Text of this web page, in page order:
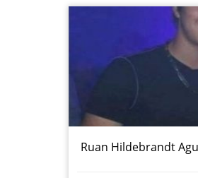
Ruan Hildebrandt